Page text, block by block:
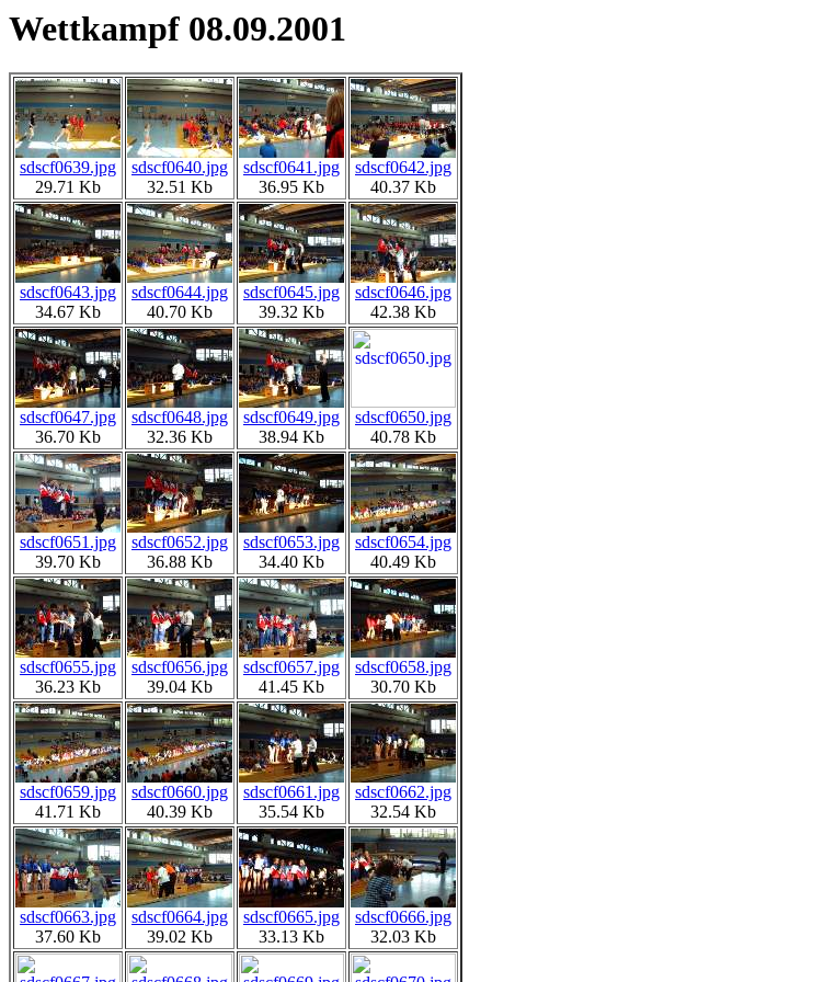
Wettkampf 08.09.2001
sdscf0639.jpg
29.71 Kb
sdscf0640.jpg
32.51 Kb
sdscf0641.jpg
36.95 Kb
sdscf0642.jpg
40.37 Kb
sdscf0643.jpg
34.67 Kb
sdscf0644.jpg
40.70 Kb
sdscf0645.jpg
39.32 Kb
sdscf0646.jpg
42.38 Kb
sdscf0647.jpg
36.70 Kb
sdscf0648.jpg
32.36 Kb
sdscf0649.jpg
38.94 Kb
sdscf0650.jpg
40.78 Kb
sdscf0651.jpg
39.70 Kb
sdscf0652.jpg
36.88 Kb
sdscf0653.jpg
34.40 Kb
sdscf0654.jpg
40.49 Kb
sdscf0655.jpg
36.23 Kb
sdscf0656.jpg
39.04 Kb
sdscf0657.jpg
41.45 Kb
sdscf0658.jpg
30.70 Kb
sdscf0659.jpg
41.71 Kb
sdscf0660.jpg
40.39 Kb
sdscf0661.jpg
35.54 Kb
sdscf0662.jpg
32.54 Kb
sdscf0663.jpg
37.60 Kb
sdscf0664.jpg
39.02 Kb
sdscf0665.jpg
33.13 Kb
sdscf0666.jpg
32.03 Kb